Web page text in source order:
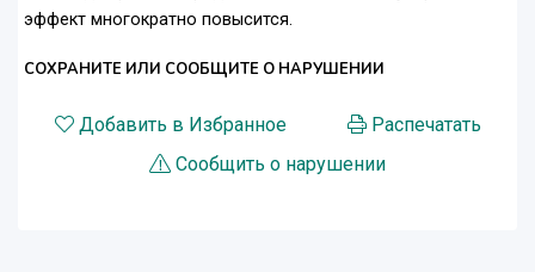
эффект многократно повысится.
СОХРАНИТЕ ИЛИ СООБЩИТЕ О НАРУШЕНИИ
Добавить в Избранное
Распечатать
Сообщить о нарушении